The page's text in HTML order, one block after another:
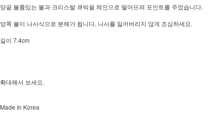
양끝 볼륨있는 볼과 크리스탈 큐빅을 체인으로 떨어뜨려 포인트를 주었습니다.
양쪽 볼이 나사식으로 분해가 됩니다. 나사를 잃어버리지 않게 조심하세요.
길이 7.4cm
확대해서 보세요.
Made In Korea